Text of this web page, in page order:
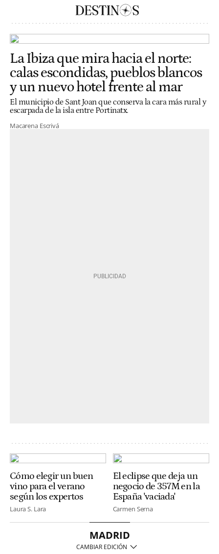
La Ibiza que mira hacia el norte:
calas escondidas, pueblos blancos
y un nuevo hotel frente al mar
El municipio de Sant Joan que conserva la cara más rural y
escarpada de la isla entre Portinatx.
Macarena Escrivá
Cómo elegir un buen
vino para el verano
según los expertos
Laura S. Lara
El eclipse que deja un
negocio de 357M en la
España 'vaciada'
Carmen Serna
MADRID